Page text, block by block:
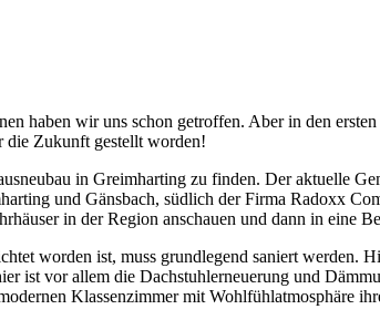
haben wir uns schon getroffen. Aber in den
die Zukunft gestellt worden!
in Greimharting zu finden. Der aktuelle
und Gänsbach, südlich der Firma Radoxx
in der Region anschauen und dann in eine
worden ist, muss grundlegend saniert werden.
ist vor allem die Dachstuhlerneuerung und
Klassenzimmer mit Wohlfühlatmosphäre